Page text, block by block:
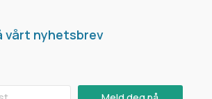
vårt nyhetsbrev